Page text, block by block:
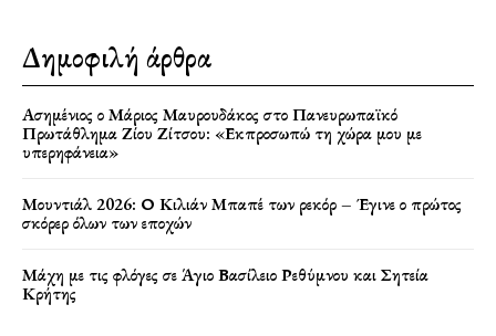
Δημοφιλή άρθρα
Ασημένιος ο Μάριος Μαυρουδάκος στο Πανευρωπαϊκό
Πρωτάθλημα Ζίου Ζίτσου: «Εκπροσωπώ τη χώρα μου με
υπερηφάνεια»
Μουντιάλ 2026: Ο Κιλιάν Μπαπέ των ρεκόρ – Έγινε ο πρώτος
σκόρερ όλων των εποχών
Μάχη με τις φλόγες σε Άγιο Βασίλειο Ρεθύμνου και Σητεία
Κρήτης